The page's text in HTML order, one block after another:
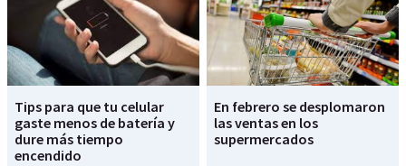
Tips para que tu celular
gaste menos de batería y
dure más tiempo
encendido
En febrero se desplomaron
las ventas en los
supermercados